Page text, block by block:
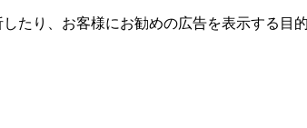
たり、お客様にお勧めの広告を表⽰する⽬